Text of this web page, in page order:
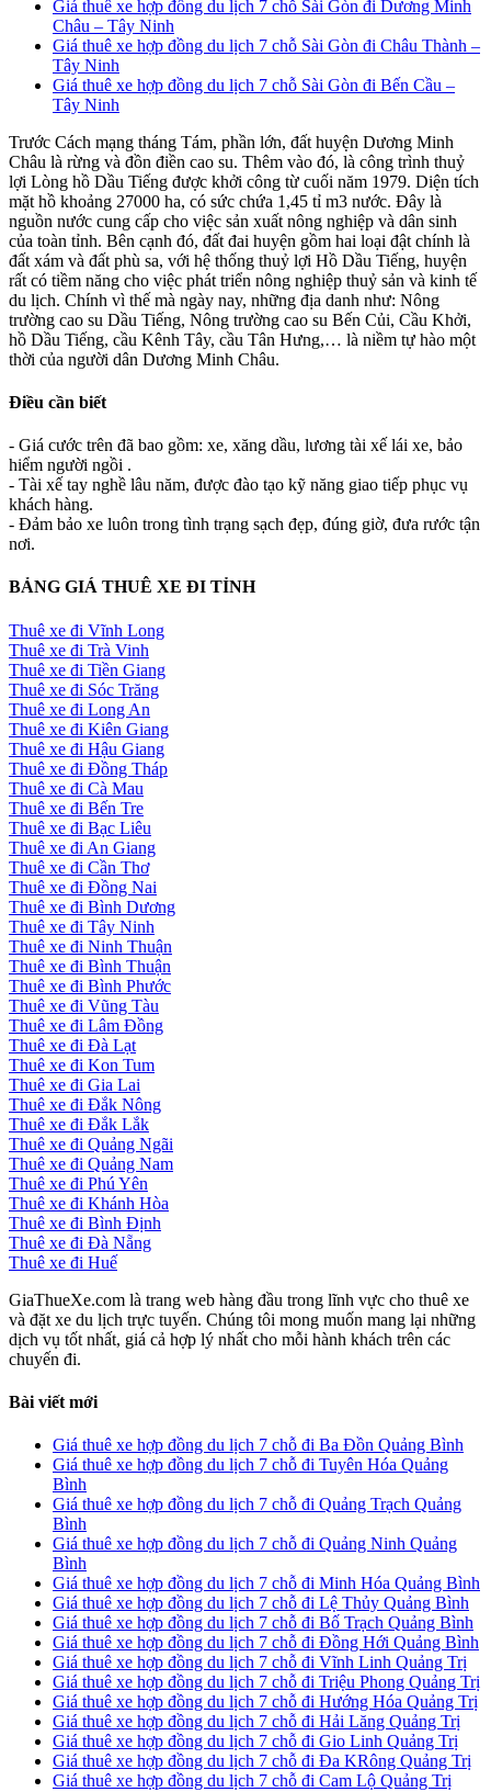
Giá thuê xe hợp đồng du lịch 7 chỗ Sài Gòn đi Dương Minh
Châu – Tây Ninh
Giá thuê xe hợp đồng du lịch 7 chỗ Sài Gòn đi Châu Thành –
Tây Ninh
Giá thuê xe hợp đồng du lịch 7 chỗ Sài Gòn đi Bến Cầu –
Tây Ninh
Trước Cách mạng tháng Tám, phần lớn, đất huyện Dương Minh
Châu là rừng và đồn điền cao su. Thêm vào đó, là công trình thuỷ
lợi Lòng hồ Dầu Tiếng được khởi công từ cuối năm 1979. Diện tích
mặt hồ khoảng 27000 ha, có sức chứa 1,45 tỉ m3 nước. Đây là
nguồn nước cung cấp cho việc sản xuất nông nghiệp và dân sinh
của toàn tỉnh. Bên cạnh đó, đất đai huyện gồm hai loại đật chính là
đất xám và đất phù sa, với hệ thống thuỷ lợi Hồ Dầu Tiếng, huyện
rất có tiềm năng cho việc phát triển nông nghiệp thuỷ sản và kinh tế
du lịch. Chính vì thế mà ngày nay, những địa danh như: Nông
trường cao su Dầu Tiếng, Nông trường cao su Bến Củi, Cầu Khởi,
hồ Dầu Tiếng, cầu Kênh Tây, cầu Tân Hưng,… là niềm tự hào một
thời của người dân Dương Minh Châu.
Điều cần biết
- Giá cước trên đã bao gồm: xe, xăng dầu, lương tài xế lái xe, bảo
hiểm người ngồi .
- Tài xế tay nghề lâu năm, được đào tạo kỹ năng giao tiếp phục vụ
khách hàng.
- Đảm bảo xe luôn trong tình trạng sạch đẹp, đúng giờ, đưa rước tận
nơi.
BẢNG GIÁ THUÊ XE ĐI TỈNH
Thuê xe đi Vĩnh Long
Thuê xe đi Trà Vinh
Thuê xe đi Tiền Giang
Thuê xe đi Sóc Trăng
Thuê xe đi Long An
Thuê xe đi Kiên Giang
Thuê xe đi Hậu Giang
Thuê xe đi Đồng Tháp
Thuê xe đi Cà Mau
Thuê xe đi Bến Tre
Thuê xe đi Bạc Liêu
Thuê xe đi An Giang
Thuê xe đi Cần Thơ
Thuê xe đi Đồng Nai
Thuê xe đi Bình Dương
Thuê xe đi Tây Ninh
Thuê xe đi Ninh Thuận
Thuê xe đi Bình Thuận
Thuê xe đi Bình Phước
Thuê xe đi Vũng Tàu
Thuê xe đi Lâm Đồng
Thuê xe đi Đà Lạt
Thuê xe đi Kon Tum
Thuê xe đi Gia Lai
Thuê xe đi Đắk Nông
Thuê xe đi Đắk Lắk
Thuê xe đi Quảng Ngãi
Thuê xe đi Quảng Nam
Thuê xe đi Phú Yên
Thuê xe đi Khánh Hòa
Thuê xe đi Bình Định
Thuê xe đi Đà Nẵng
Thuê xe đi Huế
GiaThueXe.com là trang web hàng đầu trong lĩnh vực cho thuê xe
và đặt xe du lịch trực tuyến. Chúng tôi mong muốn mang lại những
dịch vụ tốt nhất, giá cả hợp lý nhất cho mỗi hành khách trên các
chuyến đi.
Bài viết mới
Giá thuê xe hợp đồng du lịch 7 chỗ đi Ba Đồn Quảng Bình
Giá thuê xe hợp đồng du lịch 7 chỗ đi Tuyên Hóa Quảng
Bình
Giá thuê xe hợp đồng du lịch 7 chỗ đi Quảng Trạch Quảng
Bình
Giá thuê xe hợp đồng du lịch 7 chỗ đi Quảng Ninh Quảng
Bình
Giá thuê xe hợp đồng du lịch 7 chỗ đi Minh Hóa Quảng Bình
Giá thuê xe hợp đồng du lịch 7 chỗ đi Lệ Thủy Quảng Bình
Giá thuê xe hợp đồng du lịch 7 chỗ đi Bố Trạch Quảng Bình
Giá thuê xe hợp đồng du lịch 7 chỗ đi Đồng Hới Quảng Bình
Giá thuê xe hợp đồng du lịch 7 chỗ đi Vĩnh Linh Quảng Trị
Giá thuê xe hợp đồng du lịch 7 chỗ đi Triệu Phong Quảng Trị
Giá thuê xe hợp đồng du lịch 7 chỗ đi Hướng Hóa Quảng Trị
Giá thuê xe hợp đồng du lịch 7 chỗ đi Hải Lăng Quảng Trị
Giá thuê xe hợp đồng du lịch 7 chỗ đi Gio Linh Quảng Trị
Giá thuê xe hợp đồng du lịch 7 chỗ đi Đa KRông Quảng Trị
Giá thuê xe hợp đồng du lịch 7 chỗ đi Cam Lộ Quảng Trị